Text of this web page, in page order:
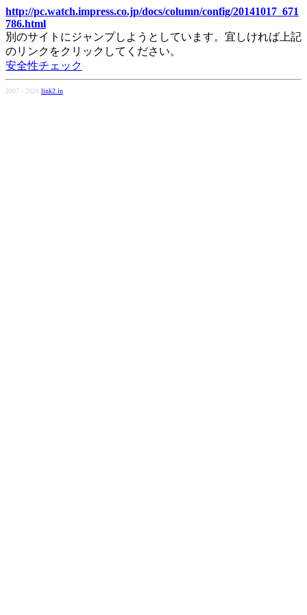
http://pc.watch.impress.co.jp/docs/column/config/20141017_671
786.html
別のサイトにジャンプしようとしています。宜しければ上記
のリンクをクリックしてください。
安全性チェック
2007 - 2026 link2.in